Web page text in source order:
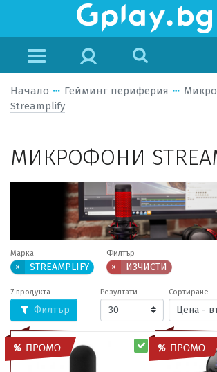
Начало Гейминг периферия
Streamplify
МИКРОФОНИ
Марка
× STREAMPLIFY
Филтър
× ИЗЧИСТИ
7 продукта
Филтър
Резултати Сортиране